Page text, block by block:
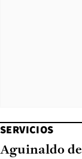
SERVICIOS
Aguinaldo